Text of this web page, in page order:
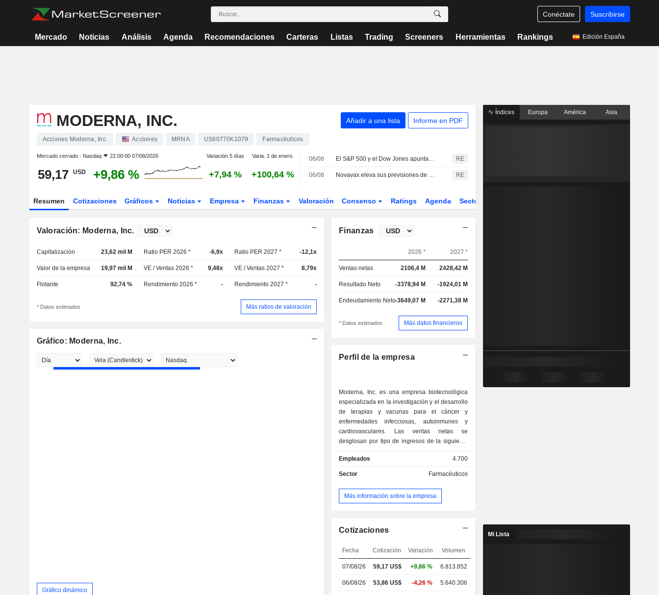
Conéctate Suscribirse
Mercado Noticias Análisis Agenda Recomendaciones Carteras Listas Trading Screeners Herramientas Rankings Edición España
MODERNA, INC. Añadir a una lista Informe en PDF
Acciones Moderna, Inc. Acciones MRNA US60770K1079 Farmacéuticos
Mercado cerrado - Nasdaq 22:00:00 07/08/2026 Variación 5 días Varia. 1 de enero.
59,17 USD +9,86 % +7,94 % +100,64 %
06/08 El S&P 500 y el Dow Jones apuntan a una apertura al alza por la esperanza de un acuerdo en Oriente Próximo; caída en los sectores de chips y software RE
06/08 Novavax eleva sus previsiones de ingresos anuales gracias a los acuerdos de licencia frente a la debilidad de la demanda de vacunas RE
Resumen Cotizaciones Gráficos Noticias Empresa Finanzas Valoración Consenso Ratings Agenda Sector
Valoración: Moderna, Inc.
Capitalización 23,62 mil M Ratio PER 2026 * -6,9x Ratio PER 2027 * -12,1x
Valor de la empresa 19,97 mil M VE / Ventas 2026 * 9,48x VE / Ventas 2027 * 8,79x
Flotante 92,74 % Rendimiento 2026 * - Rendimiento 2027 * -
* Datos estimados Más ratios de valoración
Gráfico: Moderna, Inc.
Gráfico dinámico
Finanzas
2026 * 2027 *
Ventas netas 2106,4 M 2428,42 M
Resultado Neto -3378,94 M -1924,01 M
Endeudamiento Neto-3649,07 M -2271,38 M
* Datos estimados Más datos financieros
Perfil de la empresa
Moderna, Inc. es una empresa biotecnológica
especializada en la investigación y el desarrollo
de terapias y vacunas para el cáncer y
enfermedades infecciosas, autoinmunes y
cardiovasculares. Las ventas netas se
desglosan por tipo de ingresos de la siguiente
(96,1 %); - ingresos por acuerdos de
colaboración (1,5 %); - ingresos por regalías y
(1,1 %). A finales de 2024, la cartera del grupo
comprende 37 productos en fase de desarrollo
de desarrollo preclínico y 4 productos en fase
geográficamente de la siguiente manera:
Estados Unidos (55,1 %), Europa (18,5 %) y
otros (26,4 %).
Empleados 4.700
Sector Farmacéuticos
Más información sobre la empresa
Cotizaciones
Fecha Cotización Variación Volumen
07/08/26 59,17 US$ +9,86 % 6.813.852
06/08/26 53,86 US$ -4,26 % 5.640.306
Índices Europa América Asia
Mi Lista